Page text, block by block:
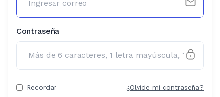
Contraseña
Recordar ¿Olvide mi contraseña?